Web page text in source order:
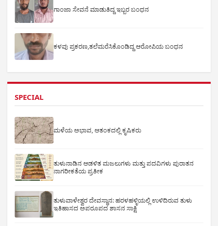
ಗಾಂಜಾ ಸೇವನೆ ಮಾಡುತಿದ್ದ ಇಬ್ಬರ ಬಂಧನ
ಕಳವು ಪ್ರಕರಣ,ತಲೆಮರೆಸಿಕೊಂಡಿದ್ದ ಆರೋಪಿಯ ಬಂಧನ
SPECIAL
ಮಳೆಯ ಅಭಾವ, ಆತಂಕದಲ್ಲಿ ಕೃಷಿಕರು
ತುಳುನಾಡಿನ ಆಡಳಿತ ಮಜಲುಗಳು ಮತ್ತು ಪದವಿಗಳು ಪುರಾತನ
ನಾಗರೀಕತೆಯ ಪ್ರತೀಕ
ತುಳುವಾಳೇಶ್ವರ ದೇವಸ್ಥಾನ: ಹರಳಹಳ್ಳಿಯಲ್ಲಿ ಉಳಿದಿರುವ ತುಳು
ಇತಿಹಾಸದ ಅಪರೂಪದ ಶಾಸನ ಸಾಕ್ಷಿ